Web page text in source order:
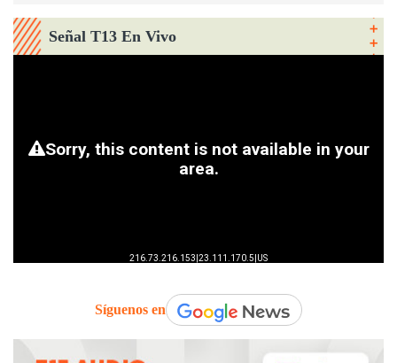
Señal T13 En Vivo
Síguenos en